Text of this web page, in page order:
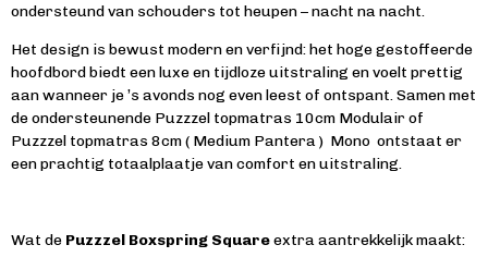
ondersteund van schouders tot heupen – nacht na nacht.
Het design is bewust modern en verfijnd: het hoge gestoffeerde
hoofdbord biedt een luxe en tijdloze uitstraling en voelt prettig
aan wanneer je ’s avonds nog even leest of ontspant. Samen met
de ondersteunende Puzzzel topmatras 10cm Modulair of
Puzzzel topmatras 8cm ( Medium Pantera ) Mono ontstaat er
een prachtig totaalplaatje van comfort en uitstraling.
Wat de Puzzzel Boxspring Squareextra aantrekkelijk maakt: